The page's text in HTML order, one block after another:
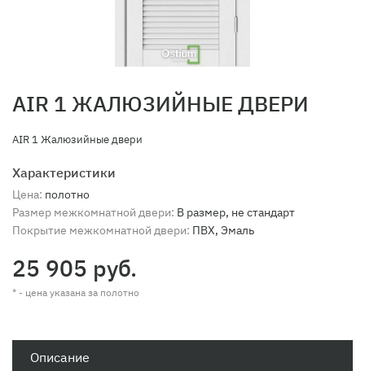
AIR 1 ЖАЛЮЗИЙНЫЕ ДВЕРИ
AIR 1 Жалюзийные двери
Характеристики
Цена: полотно
Размер межкомнатной двери: В размер, не стандарт
Покрытие межкомнатной двери: ПВХ, Эмаль
25 905 руб.
* - цена указана за полотно
Описание